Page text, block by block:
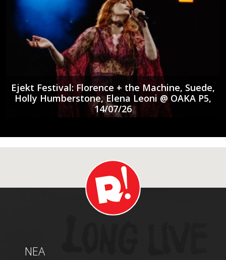
Ejekt Festival: Florence + the Machine, Suede,
Holly Humberstone, Elena Leoni @ ΟΑΚΑ P5,
14/07/26
NEA